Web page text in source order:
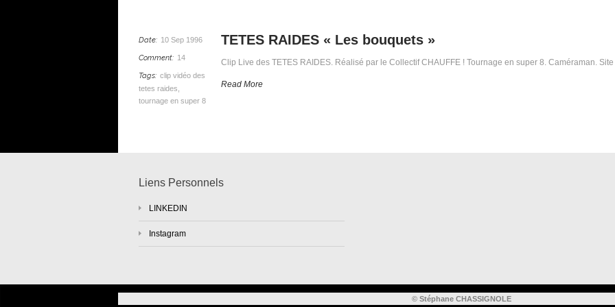
Date: 10 Sep 1996
Comment: 14
Tags: clip vidéo des
tetes raides
tournage en super 8
TETES RAIDES « Les bouquets »
Clip Live des TETES RAIDES. Réalisé par le Collectif CHAUFFE ! Tournage en super 8. Caméraman.
Read More
Liens Personnels
LINKEDIN
Instagram
© Stéphane CHASSIGNOLE